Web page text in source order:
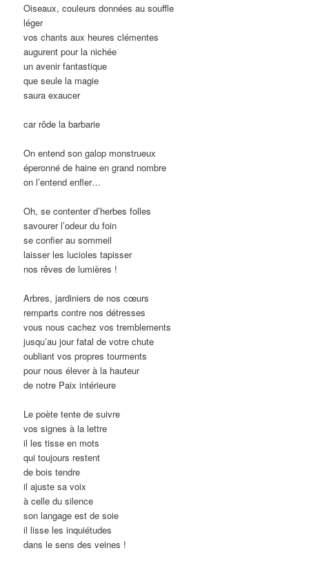
Oiseaux, couleurs données au souffle
léger
vos chants aux heures clémentes
augurent pour la nichée
un avenir fantastique
que seule la magie
saura exaucer
car rôde la barbarie
On entend son galop monstrueux
éperonné de haine en grand nombre
on l’entend enfler…
Oh, se contenter d’herbes folles
savourer l’odeur du foin
se confier au sommeil
laisser les lucioles tapisser
nos rêves de lumières !
Arbres, jardiniers de nos cœurs
remparts contre nos détresses
vous nous cachez vos tremblements
jusqu’au jour fatal de votre chute
oubliant vos propres tourments
pour nous élever à la hauteur
de notre Paix intérieure
Le poète tente de suivre
vos signes à la lettre
il les tisse en mots
qui toujours restent
de bois tendre
il ajuste sa voix
à celle du silence
son langage est de soie
il lisse les inquiétudes
dans le sens des veines !